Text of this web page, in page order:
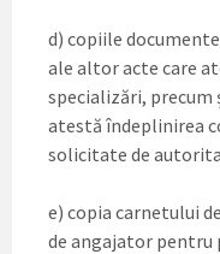
d) copiile
ale altor acte care
specializări, precum
atestă îndeplinirea
solicitate de
e) copia carnetului
de angajator pentru